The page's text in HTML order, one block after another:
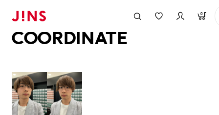
0
COORDINATE